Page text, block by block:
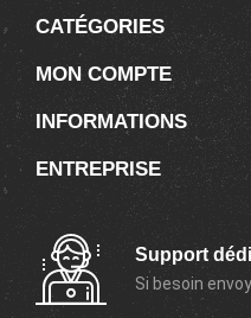
CATÉGORIES
MON COMPTE
INFORMATIONS
ENTREPRISE
Support
Si besoin